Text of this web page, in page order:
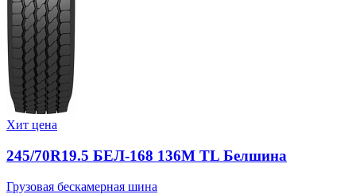
Хит цена
245/70R19.5 БЕЛ-168 136M TL Белшина
Грузовая бескамерная шина